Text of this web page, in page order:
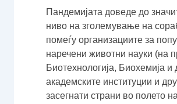
Пандемијата доведе до
ниво на зголемување на
помеѓу организациите за
наречени животни науки (на
Биотехнологија, Биохемија и
академските институции и
засегнати страни во полето на